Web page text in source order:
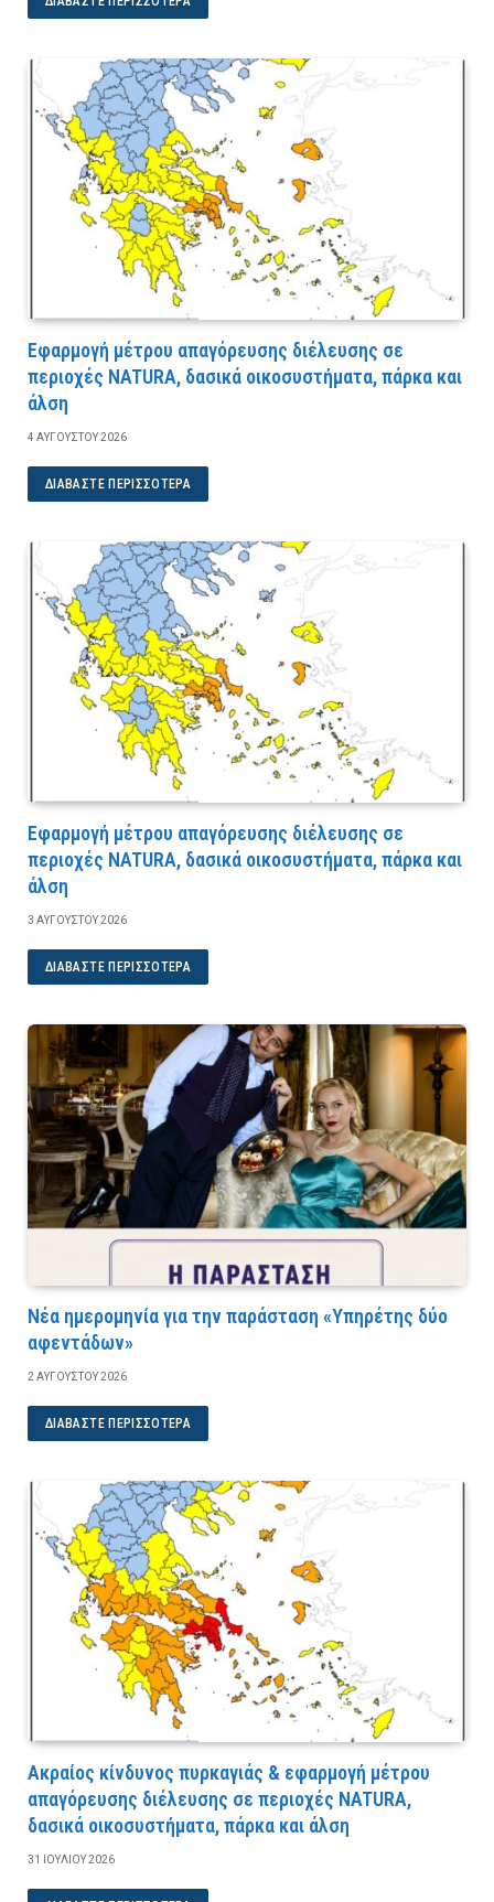
Εφαρμογή μέτρου απαγόρευσης διέλευσης σε
περιοχές NATURA, δασικά οικοσυστήματα, πάρκα και
άλση
4 ΑΥΓΟΎΣΤΟΥ 2026
ΔΙΑΒΆΣΤΕ ΠΕΡΙΣΣΌΤΕΡΑ
Εφαρμογή μέτρου απαγόρευσης διέλευσης σε
περιοχές NATURA, δασικά οικοσυστήματα, πάρκα και
άλση
3 ΑΥΓΟΎΣΤΟΥ 2026
ΔΙΑΒΆΣΤΕ ΠΕΡΙΣΣΌΤΕΡΑ
Νέα ημερομηνία για την παράσταση «Υπηρέτης δύο
αφεντάδων»
2 ΑΥΓΟΎΣΤΟΥ 2026
ΔΙΑΒΆΣΤΕ ΠΕΡΙΣΣΌΤΕΡΑ
Ακραίος κίνδυνος πυρκαγιάς & εφαρμογή μέτρου
απαγόρευσης διέλευσης σε περιοχές NATURA,
δασικά οικοσυστήματα, πάρκα και άλση
31 ΙΟΥΛΊΟΥ 2026